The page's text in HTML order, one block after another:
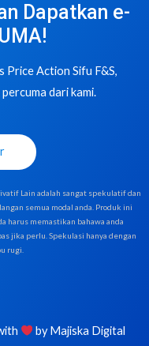
Dapatkan e-
Price Action Sifu F&S,
dari kami.
Lain adalah sangat spekulatif dan
semua modal anda. Produk ini
harus memastikan bahawa anda
jika perlu. Spekulasi hanya dengan
rugi.
byMajiska Digital